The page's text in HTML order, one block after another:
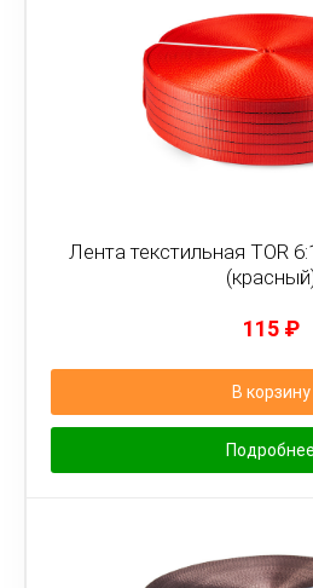
Лента текстильная TOR
115 ₽
В корзину
Подробнее